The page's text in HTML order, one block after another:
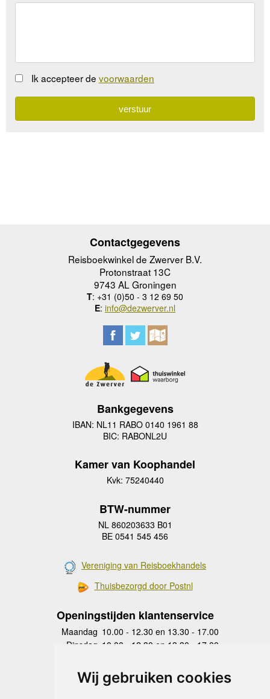
Wij gebruiken cookies
Ik accepteer de voorwaarden
Contactgegevens
Reisboekwinkel de Zwerver B.V.
Protonstraat 13C
9743 AL Groningen
T: +31 (0)50 - 3 12 69 50
E: info@dezwerver.nl
Bankgegevens
IBAN: NL11 RABO 0140 1961 88
BIC: RABONL2U
Kamer van Koophandel
Kvk: 75240440
BTW-nummer
NL 860203633 B01
BE 0541 545 456
Vereniging van Reisboekhandels
Thuisbezorgd door Postnl
Openingstijden klantenservice
Maandag 10.00 - 12.30 en 13.30 - 17.00
Dinsdag 10.00 - 12.30 en 13.30 - 17.00
Donderdag
10.00 - 12.30 en 13.30 - 17.00
Vrijdag 10.00 - 12.30 en 13.30 - 17.00